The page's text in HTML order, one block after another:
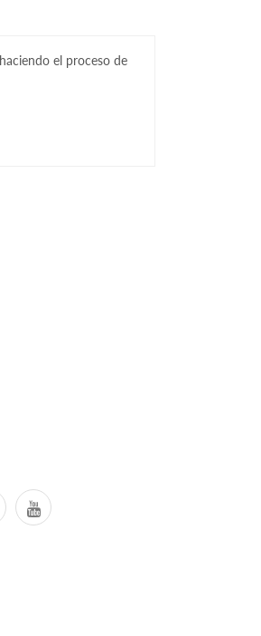
el proceso de